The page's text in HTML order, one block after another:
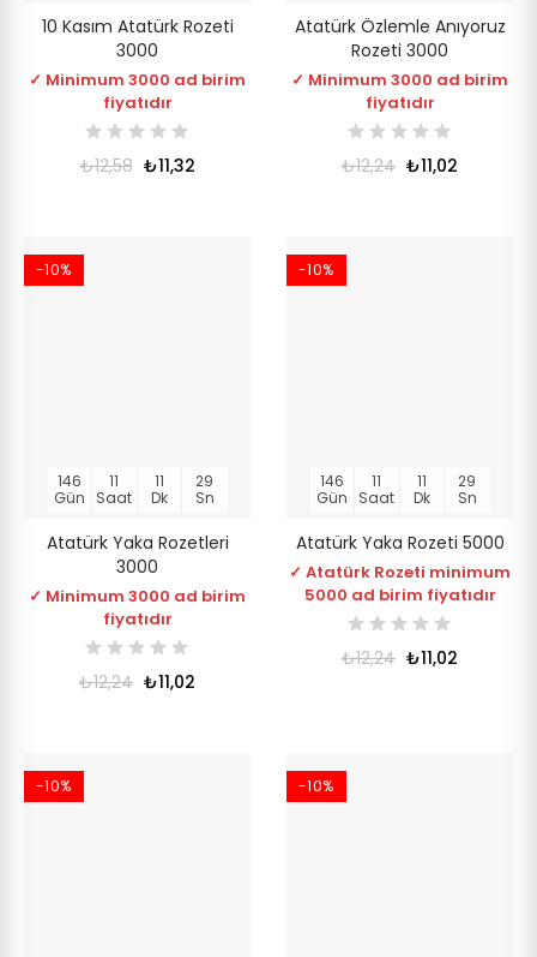
10 Kasım Atatürk Rozeti
3000
✓ Minimum 3000 ad birim
fiyatıdır
₺12,58 ₺11,32
Atatürk Özlemle Anıyoruz
Rozeti 3000
✓ Minimum 3000 ad birim
fiyatıdır
₺12,24 ₺11,02
-10%
146
Gün
11
Saat
11
Dk
28
Sn
Atatürk Yaka Rozetleri
3000
✓ Minimum 3000 ad birim
fiyatıdır
₺12,24 ₺11,02
-10%
146
Gün
11
Saat
11
Dk
28
Sn
Atatürk Yaka Rozeti 5000
✓ Atatürk Rozeti minimum
5000 ad birim fiyatıdır
₺12,24 ₺11,02
-10% -10%